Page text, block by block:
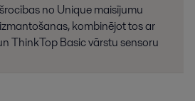
no Unique maisījumu
kombinējot tos ar
ThinkTop Basic vārstu sensoru